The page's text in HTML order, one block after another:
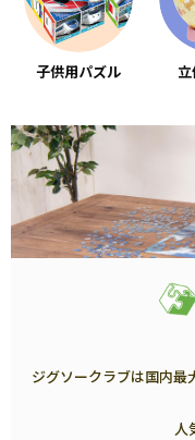
子供用パズル
ジグソークラブは国内最
人